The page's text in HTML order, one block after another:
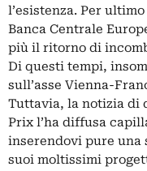
l’esistenza. Per
Banca Centrale
più il ritorno di
Di questi tempi,
sull’asse Vienna-
Tuttavia, la notizia di
Prix l’ha diffusa
inserendovi pure una
suoi moltissimi